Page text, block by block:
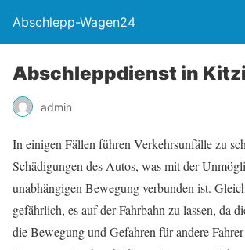
Abschlepp-Wagen24
Abschleppdienst in
admin
In einigen Fällen führen Verkehrsunfälle zu
Schädigungen des Autos, was mit der
unabhängigen Bewegung verbunden ist.
gefährlich, es auf der Fahrbahn zu lassen, da
die Bewegung und Gefahren für andere